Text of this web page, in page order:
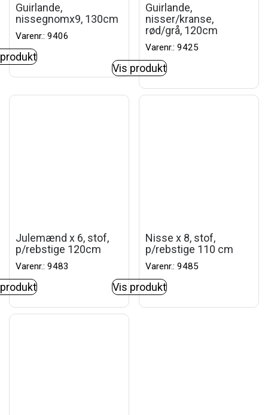
Guirlande,
nissegnomx9, 130cm
Varenr.: 9406
Guirlande,
nisser/kranse,
rød/grå, 120cm
Varenr.: 9425
Vis produkt
Julemænd x 6, stof,
p/rebstige 120cm
Varenr.: 9483
Nisse x 8, stof,
p/rebstige 110 cm
Varenr.: 9485
Vis produkt